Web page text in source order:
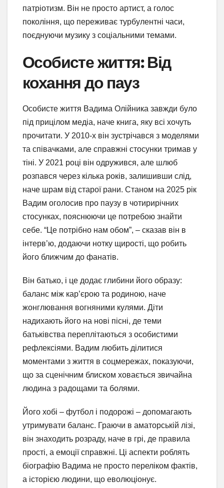
патріотизм. Він не просто артист, а голос
покоління, що переживає турбулентні часи,
поєднуючи музику з соціальними темами.
Особисте життя: Від
кохання до пауз
Особисте життя Вадима Олійника завжди було
під прицілом медіа, наче книга, яку всі хочуть
прочитати. У 2010-х він зустрічався з моделями
та співачками, але справжні стосунки тримав у
тіні. У 2021 році він одружився, але шлюб
розпався через кілька років, залишивши слід,
наче шрам від старої рани. Станом на 2025 рік
Вадим оголосив про паузу в чотирирічних
стосунках, пояснюючи це потребою знайти
себе. “Це потрібно нам обом”, – сказав він в
інтерв’ю, додаючи нотку щирості, що робить
його ближчим до фанатів.
Він батько, і це додає глибини його образу:
баланс між кар’єрою та родиною, наче
жонглювання вогняними кулями. Діти
надихають його на нові пісні, де теми
батьківства переплітаються з особистими
рефлексіями. Вадим любить ділитися
моментами з життя в соцмережах, показуючи,
що за сценічним блиском ховається звичайна
людина з радощами та болями.
Його хобі – футбол і подорожі – допомагають
утримувати баланс. Граючи в аматорській лізі,
він знаходить розраду, наче в грі, де правила
прості, а емоції справжні. Ці аспекти роблять
біографію Вадима не просто переліком фактів,
а історією людини, що еволюціонує.